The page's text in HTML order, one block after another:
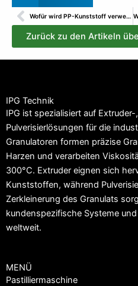
Prev Wofür wird PP-Kunststoff verwendet?
Zurück zu den Artikeln
IPG Technik
IPG ist spezialisiert auf
Pulverisierlösungen für die
Granulatoren formen präzise
Harzen und verarbeiten
300°C. Extruder eignen sich
Kunststoffen, während
Zerkleinerung des Granulats
kundenspezifische Systeme
weltweit.
MENÜ
Pastilliermaschine